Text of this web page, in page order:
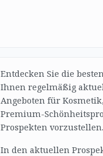
Entdecken Sie die
Ihnen regelmäßig
Angeboten für
Premium-
Prospekten vorzustellen.
In den aktuellen